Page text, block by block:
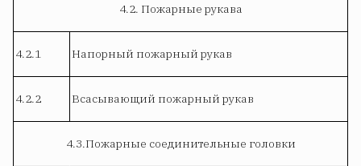
4.2. Пожарные рукава
4.2.1 Напорный пожарный рукав
4.2.2 Всасывающий пожарный рукав
4.3.Пожарные соединительные головки